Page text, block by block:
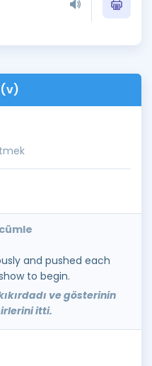
and pushed each
to begin.
ve gösterinin
itti.